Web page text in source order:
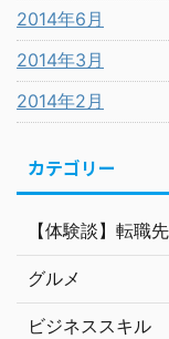
2014年6月
2014年3月
2014年2月
カテゴリー
【体験談】転職
グルメ
ビジネススキル